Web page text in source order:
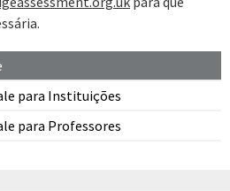
para Instituições
para Professores